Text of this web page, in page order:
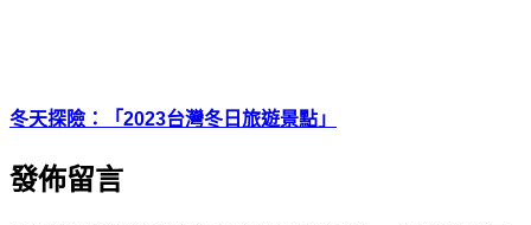
冬天探險：「2023台灣冬日旅遊景點」
發佈留言